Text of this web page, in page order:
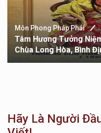
Môn Phong Pháp Phái
Tâm Hương Tưởng
Chùa Long Hòa, Bình
Hãy Là Người